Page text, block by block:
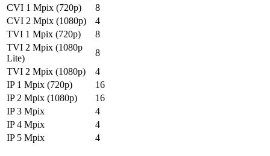
CVI 1 Mpix (720p)
8
CVI 2 Mpix (1080p)
4
TVI 1 Mpix (720p)
8
TVI 2 Mpix (1080p
Lite)
8
TVI 2 Mpix (1080p)
4
IP 1 Mpix (720p)
16
IP 2 Mpix (1080p)
16
IP 3 Mpix
4
IP 4 Mpix
4
IP 5 Mpix
4